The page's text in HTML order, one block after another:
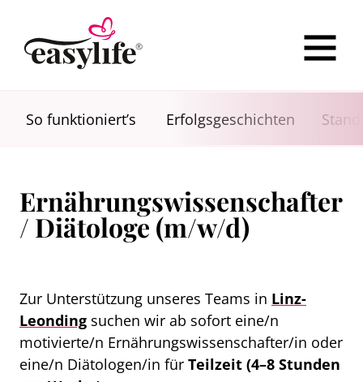
So funktioniert’s Erfolgsgeschichten
Ernährungswissenschafter
/ Diätologe (m/w/d)
Zur Unterstützung unseres Teams in Linz-
Leonding suchen wir ab sofort eine/n
motivierte/n Ernährungswissenschafter/in oder
eine/n Diätologen/in für Teilzeit (4–8 Stunden